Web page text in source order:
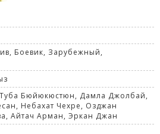
, Боевик, Зарубежный,
Бюйюкюстюн, Дамла Джолбай,
Небахат Чехре, Озджан
Айтач Арман, Эркан Джан